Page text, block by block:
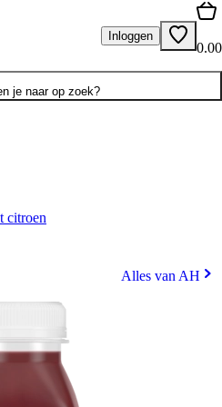
Inloggen
0.00
je naar op zoek?
citroen
Alles van AH